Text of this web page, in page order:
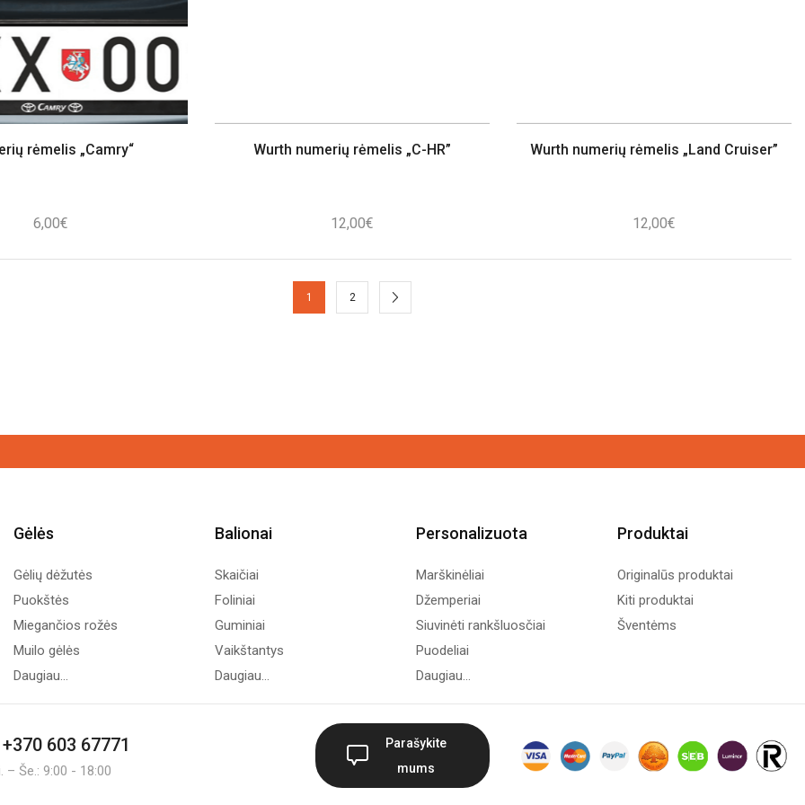
rėmelis „Camry“
6,00€
Wurth numerių rėmelis „C-HR”
12,00€
Wurth numerių rėmelis „Land Cruiser”
12,00€
1 2
Gėlės
Gėlių dėžutės
Puokštės
Miegančios rožės
Muilo gėlės
Daugiau...
Balionai
Skaičiai
Foliniai
Guminiai
Vaikštantys
Daugiau...
Personalizuota
Marškinėliai
Džemperiai
Siuvinėti rankšluosčiai
Puodeliai
Daugiau...
Produktai
Originalūs produktai
Kiti produktai
Šventėms
+370 603 67771
– Še.: 9:00 - 18:00
Parašykite
mums